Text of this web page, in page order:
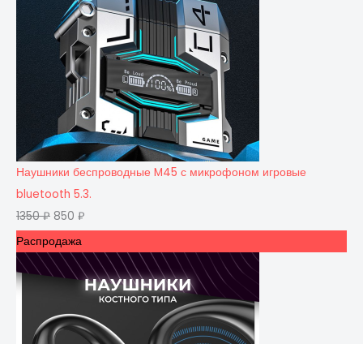
Наушники беспроводные M45 с микрофоном игровые
bluetooth 5.3.
1350₽ 850 ₽
Распродажа